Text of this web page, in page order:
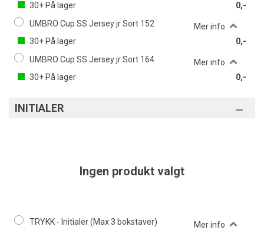
30+ På lager
0,-
UMBRO Cup SS Jersey jr Sort 152
Mer info
30+ På lager
0,-
UMBRO Cup SS Jersey jr Sort 164
Mer info
30+ På lager 0,-
INITIALER
Ingen produkt valgt
TRYKK - Initialer (Max 3 bokstaver)
Mer info